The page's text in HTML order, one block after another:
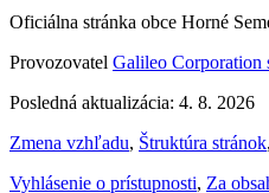
Oficiálna stránka obce Horné
Provozovatel Galileo Corporation
Posledná aktualizácia: 4. 8. 2026
Zmena vzhľadu, Štruktúra stránok,
Vyhlásenie o prístupnosti, Za